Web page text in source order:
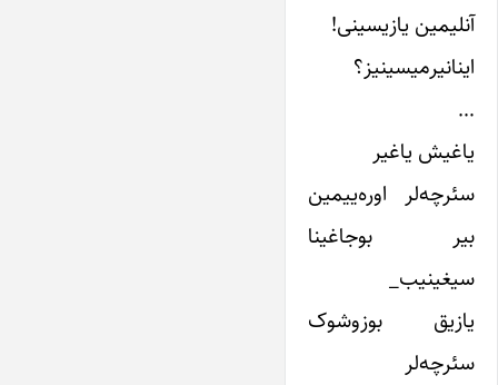
آنلیمین یازیسینی!
اینانیرمیسینیز؟
…
یاغیش یاغیر
سئرچه‌لر اوره‌ییمین
بیر بوجاغینا
سیغینیب_
یازیق بوزوشوک
سئرچه‌لر